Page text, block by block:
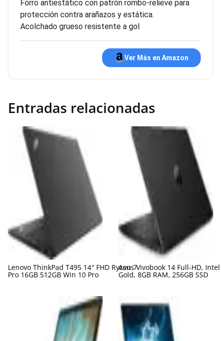
Forro antiestático con patrón rombo-relieve para
protección contra arañazos y estática.
Acolchado grueso resistente a gol
Ver Más en Amazon
Entradas relacionadas
Lenovo ThinkPad T495 14″ FHD Ryzen 7
Pro 16GB 512GB Win 10 Pro
Asus Vivobook 14 Full-HD,
Gold, 8GB RAM, 256GB SSD